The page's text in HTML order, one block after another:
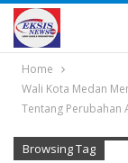
Home
Wali Kota Medan
Tentang Perubahan
Browsing Tag